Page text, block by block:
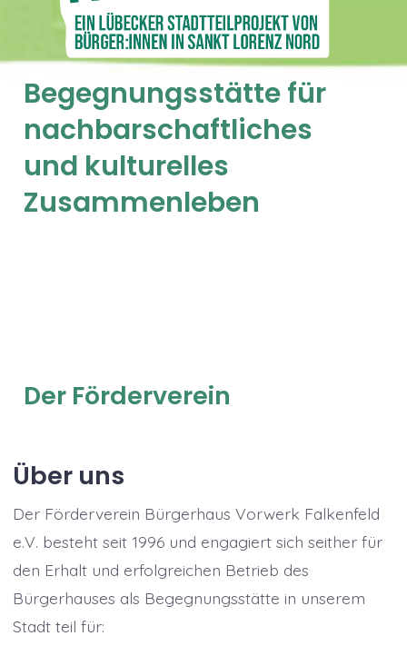
Begegnungsstätte für
nachbarschaftliches
und kulturelles
Zusammenleben
Der Förderverein
Über uns
Der Förderverein Bürgerhaus Vorwerk Falkenfeld
e.V. besteht seit 1996 und engagiert sich seither für
den Erhalt und erfolgreichen Betrieb des
Bürgerhauses als Begegnungsstätte in unserem
Stadt teil für: